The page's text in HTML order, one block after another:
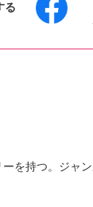
る
を持つ。ジャ